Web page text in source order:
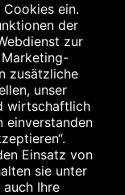
ein.
der
zur
zusätzliche
unser
wirtschaftlich
einverstanden
Einsatz von
sie unter
Ihre